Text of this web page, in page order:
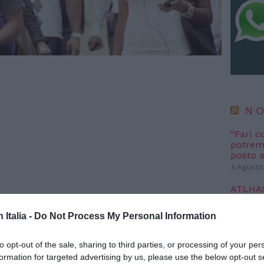
Italia - Do Not Process My Personal Information
opt-out of the sale, sharing to third parties, or processing of your
for targeted advertising by us, please use the below opt-out
“verso bellissimi sogni di speranza e
“Fari
posto
4